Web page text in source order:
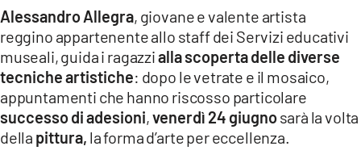
LACTV.IT
LACONAIR.IT
LACITYMAG.IT
ILREGGINO.IT
COSENZACHANNEL.IT
Alessandro Allegra, giovane e valente artista
reggino appartenente allo staff dei Servizi educativi
museali, guida i ragazzialla scoperta delle diverse
tecniche artistiche: dopo le vetrate e il mosaico,
appuntamenti che hanno riscosso particolare
successo di adesioni,venerdì 24 giugnosarà la volta
della pittura, la forma d’arte per eccellenza.